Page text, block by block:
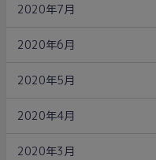
2020年7月
2020年6月
2020年5月
2020年4月
2020年3月